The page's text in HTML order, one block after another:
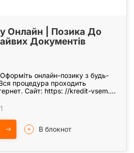
Онлайн | Позика До
Документів
онлайн-позику з будь-
процедура проходить
Сайт: https: //kredit-vsem.
В блокнот